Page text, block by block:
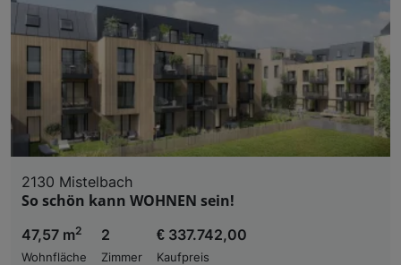
2130 Mistelbach
So schön kann WOHNEN sein!
47,57 m2
Wohnfläche
2
Zimmer
€ 337.742,00
Kaufpreis